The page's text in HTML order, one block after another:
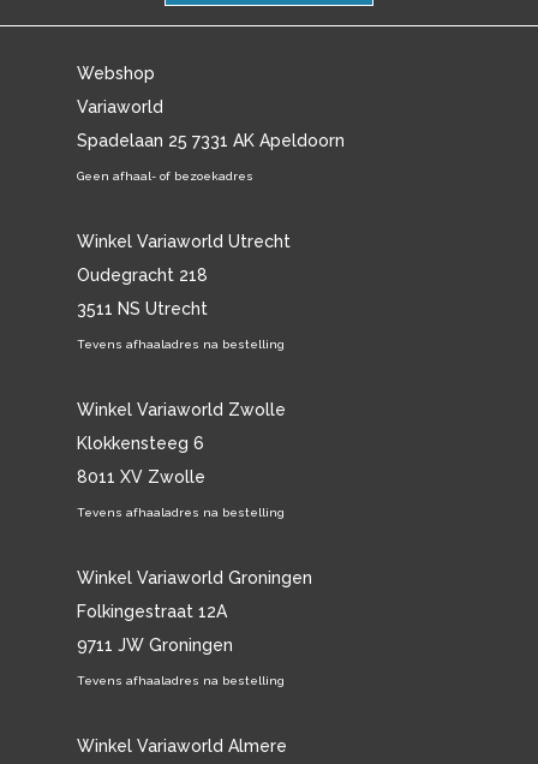
Webshop
Variaworld
Spadelaan 25 7331 AK Apeldoorn
Geen afhaal- of bezoekadres
Winkel Variaworld Utrecht
Oudegracht 218
3511 NS Utrecht
Tevens afhaaladres na bestelling
Winkel Variaworld Zwolle
Klokkensteeg 6
8011 XV Zwolle
Tevens afhaaladres na bestelling
Winkel Variaworld Groningen
Folkingestraat 12A
9711 JW Groningen
Tevens afhaaladres na bestelling
Winkel Variaworld Almere